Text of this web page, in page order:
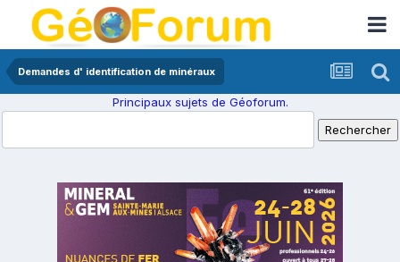
Demandes d' identification de minéraux
Principaux sujets de Géoforum.